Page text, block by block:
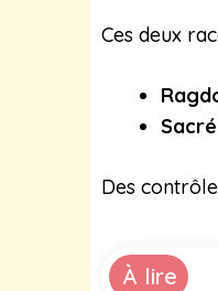
Ces deux
Des
À lire